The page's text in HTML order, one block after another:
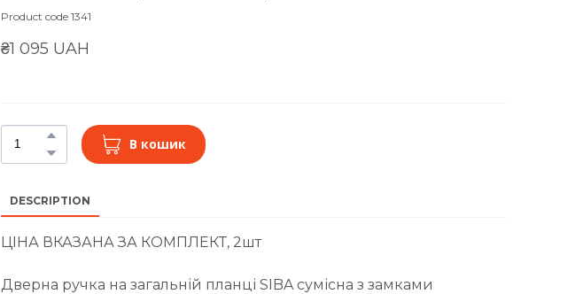
Product code 1341
₴1 095 UAH
В кошик
DESCRIPTION
ЦІНА ВКАЗАНА ЗА КОМПЛЕКТ, 2шт
Дверна ручка на загальній планці SIBA сумісна з замками